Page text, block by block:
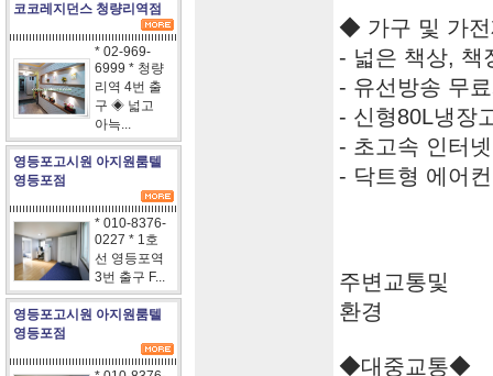
코코레지던스 청량리역점
* 02-969-
6999 * 청량
리역 4번 출
구 ◈ 넓고
아늑...
영등포고시원 아지원룸텔
영등포점
* 010-8376-
0227 * 1호
선 영등포역
3번 출구 F...
영등포고시원 아지원룸텔
영등포점
◆ 가구 및 가
- 넓은 책상, 책
- 유선방송 무
- 신형80L냉장
- 초고속 인터
- 닥트형 에어
주변교통및
환경
◆대중교통◆